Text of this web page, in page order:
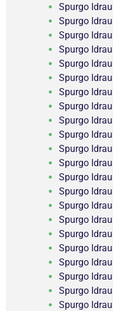
Spurgo
Spurgo
Spurgo
Spurgo
Spurgo
Spurgo
Spurgo
Spurgo
Spurgo
Spurgo
Spurgo
Spurgo
Spurgo
Spurgo
Spurgo
Spurgo
Spurgo
Spurgo
Spurgo
Spurgo
Spurgo
Spurgo